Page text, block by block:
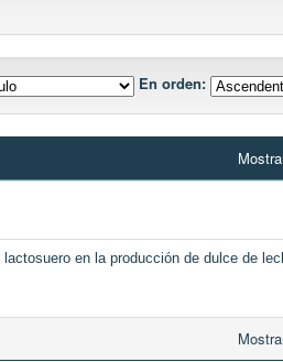
En orden:
lactosuero en la producción de dulce de